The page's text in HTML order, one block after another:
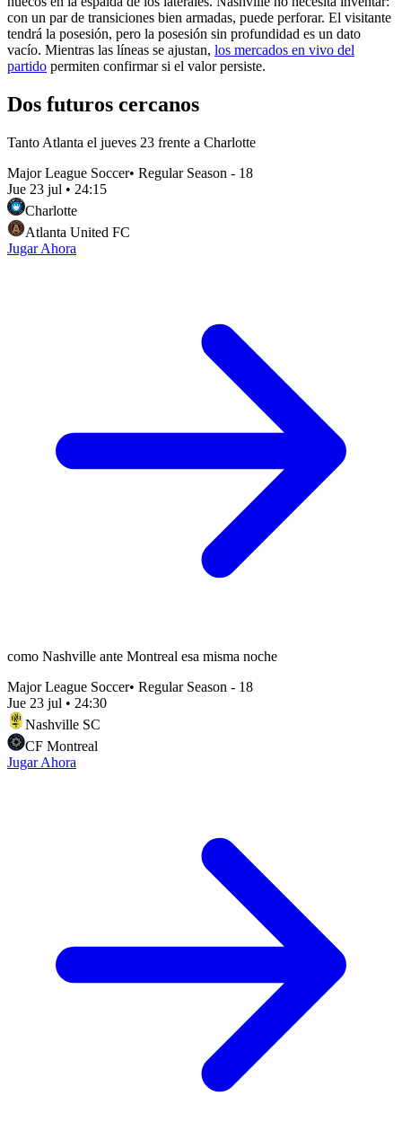
con un par de transiciones bien armadas, puede perforar. El visitante
tendrá la posesión, pero la posesión sin profundidad es un dato
vacío. Mientras las líneas se ajustan, los mercados en vivo del
partido permiten confirmar si el valor persiste.
Dos futuros cercanos
Tanto Atlanta el jueves 23 frente a Charlotte
Major League Soccer• Regular Season - 18
Jue 23 jul • 24:15
Charlotte
Atlanta United FC
Jugar Ahora
como Nashville ante Montreal esa misma noche
Major League Soccer• Regular Season - 18
Jue 23 jul • 24:30
Nashville SC
CF Montreal
Jugar Ahora